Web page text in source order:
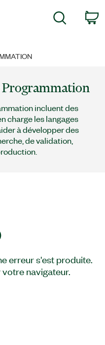
incluent des
charge les langages
à développer des
de validation,
erreur s'est produite.
navigateur.